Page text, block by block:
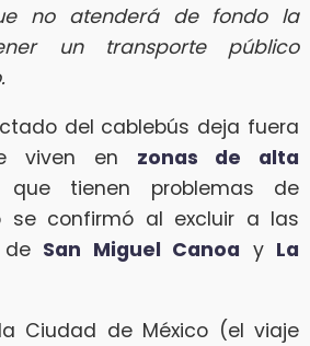
no atenderá de fondo la
un transporte público
del cablebús deja fuera
viven en zonas de alta
tienen problemas de
se confirmó al excluir a las
San Miguel Canoa y La
Ciudad de México (el viaje